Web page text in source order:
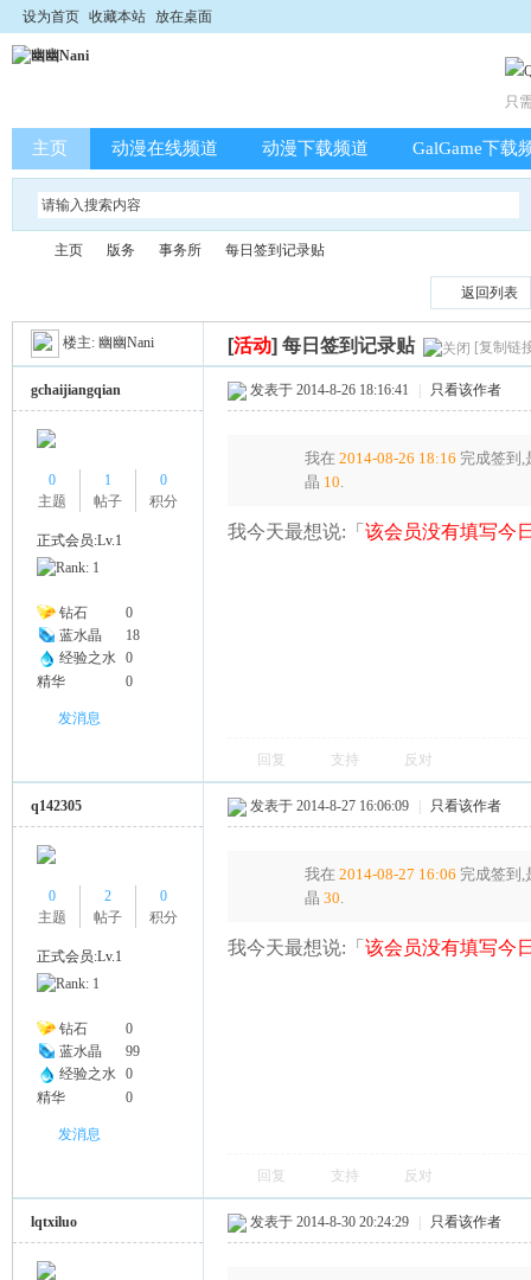
设为首页 收藏本站 放在桌面
只
主页 动漫在线频道 动漫下载频道 GalGame下载
Na
»
主页
›
版务
›
事务所 每日签到记录贴
返回列表
楼主: 幽幽Nani [活动] 每日签到记录贴 [复制链
gchaijiangqian
0
主题
1
帖子
0
积分
正式会员:Lv.1
钻石
0
蓝水晶
18
经验之水 0
精华
0
发消息
发表于 2014-8-26 18:16:41 只看该作者
我在 2014-08-26 18:16 完成签到,
晶 10.
我今天最想说:「 该会员没有填写今
回复 支持 反对
q142305
0
主题
2
帖子
0
积分
正式会员:Lv.1
钻石
0
蓝水晶
99
经验之水 0
精华
0
发消息
发表于 2014-8-27 16:06:09 只看该作者
我在 2014-08-27 16:06 完成签到,
晶 30.
我今天最想说:「 该会员没有填写今
回复 支持 反对
lqtxiluo 发表于 2014-8-30 20:24:29 只看该作者